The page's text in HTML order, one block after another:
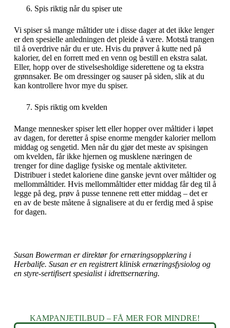
Spis riktig når du spiser ute
Vi spiser så mange måltider ute i disse dager at det ikke lenger
er den spesielle anledningen det pleide å være. Motstå trangen
til å overdrive når du er ute. Hvis du prøver å kutte ned på
kalorier, del en forrett med en venn og bestill en ekstra salat.
Eller, hopp over de stivelsesholdige siderettene og ta ekstra
grønnsaker. Be om dressinger og sauser på siden, slik at du
kan kontrollere hvor mye du spiser.
Spis riktig om kvelden
Mange mennesker spiser lett eller hopper over måltider i løpet
av dagen, for deretter å spise enorme mengder kalorier mellom
middag og sengetid. Men når du gjør det meste av spisingen
om kvelden, får ikke hjernen og musklene næringen de
trenger for dine daglige fysiske og mentale aktiviteter.
Distribuer i stedet kaloriene dine ganske jevnt over måltider og
mellommåltider. Hvis mellommåltider etter middag får deg til å
legge på deg, prøv å pusse tennene rett etter middag – det er
en av de beste måtene å signalisere at du er ferdig med å spise
for dagen.
Susan Bowerman er direktør for ernæringsopplæring i
Herbalife. Susan er en registrert klinisk ernæringsfysiolog og
en styre-sertifisert spesialist i idrettsernæring.
KAMPANJETILBUD – FÅ MER FOR MINDRE!